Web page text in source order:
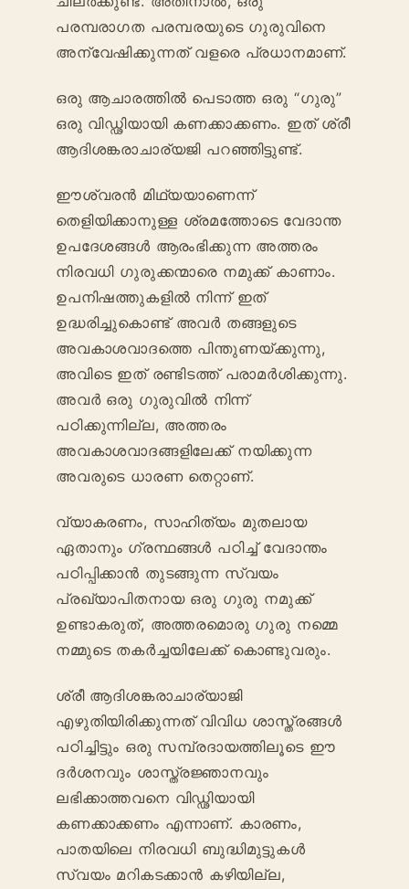
പരമ്പരാഗത പരമ്പരയുടെ ഗുരുവിനെ
അന്വേഷിക്കുന്നത് വളരെ പ്രധാനമാണ്.
ഒരു ആചാരത്തിൽ പെടാത്ത ഒരു “ഗുരു”
ഒരു വിഡ്ഢിയായി കണക്കാക്കണം. ഇത് ശ്രീ
ആദിശങ്കരാചാര്യജി പറഞ്ഞിട്ടുണ്ട്.
ഈശ്വരൻ മിഥ്യയാണെന്ന്
തെളിയിക്കാനുള്ള ശ്രമത്തോടെ വേദാന്ത
ഉപദേശങ്ങൾ ആരംഭിക്കുന്ന അത്തരം
നിരവധി ഗുരുക്കന്മാരെ നമുക്ക് കാണാം.
ഉപനിഷത്തുകളിൽ നിന്ന് ഇത്
ഉദ്ധരിച്ചുകൊണ്ട് അവർ തങ്ങളുടെ
അവകാശവാദത്തെ പിന്തുണയ്ക്കുന്നു,
അവിടെ ഇത് രണ്ടിടത്ത് പരാമർശിക്കുന്നു.
അവർ ഒരു ഗുരുവിൽ നിന്ന്
പഠിക്കുന്നില്ല, അത്തരം
അവകാശവാദങ്ങളിലേക്ക് നയിക്കുന്ന
അവരുടെ ധാരണ തെറ്റാണ്.
വ്യാകരണം, സാഹിത്യം മുതലായ
ഏതാനും ഗ്രന്ഥങ്ങൾ പഠിച്ച് വേദാന്തം
പഠിപ്പിക്കാൻ തുടങ്ങുന്ന സ്വയം
പ്രഖ്യാപിതനായ ഒരു ഗുരു നമുക്ക്
ഉണ്ടാകരുത്, അത്തരമൊരു ഗുരു നമ്മെ
നമ്മുടെ തകർച്ചയിലേക്ക് കൊണ്ടുവരും.
ശ്രീ ആദിശങ്കരാചാര്യാജി
എഴുതിയിരിക്കുന്നത് വിവിധ ശാസ്ത്രങ്ങൾ
പഠിച്ചിട്ടും ഒരു സമ്പ്രദായത്തിലൂടെ ഈ
ദർശനവും ശാസ്ത്രജ്ഞാനവും
ലഭിക്കാത്തവനെ വിഡ്ഢിയായി
കണക്കാക്കണം എന്നാണ്. കാരണം,
പാതയിലെ നിരവധി ബുദ്ധിമുട്ടുകൾ
സ്വയം മറികടക്കാൻ കഴിയില്ല,